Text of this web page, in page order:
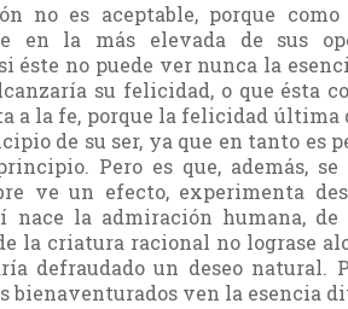
no es aceptable, porque
en la más elevada de sus
éste no puede ver nunca la
su felicidad, o que ésta
a la fe, porque la felicidad
de su ser, ya que en tanto es
Pero es que, además,
ve un efecto, experimenta
nace la admiración humana,
la criatura racional no lograse
defraudado un deseo natural.
bienaventurados ven la esencia